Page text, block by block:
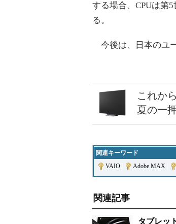
する場合、CPUは第
る。
今後は、日本のユ
これか
夏の一
関連キーワード
VAIO
Adobe MAX
関連記事
タブレッ